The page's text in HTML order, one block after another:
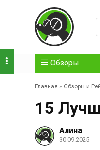
Обзоры
Главная » Обзоры и
15
Алина
30.09.2025